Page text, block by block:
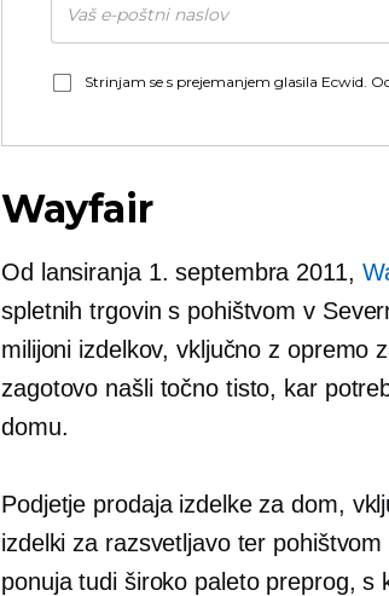
Strinjam se s prejemanjem glasila Ecwid.
Wayfair
Od lansiranja 1. septembra 2011,
spletnih trgovin s pohištvom v
milijoni izdelkov, vključno z opremo
zagotovo našli točno tisto, kar
domu.
Podjetje prodaja izdelke za dom,
izdelki za razsvetljavo ter
ponuja tudi široko paleto preprog, s